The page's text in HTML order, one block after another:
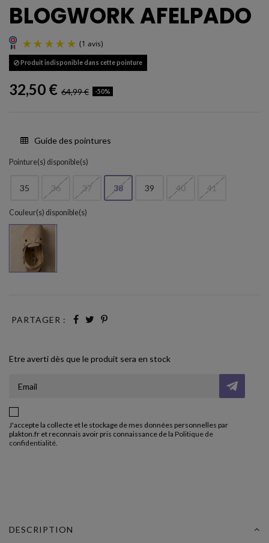
BLOGWORK AFELPADO
(1 avis)
Produit indisponible dans cette pointure
32,50 € 64,99 € -50%
Guide des pointures
Pointure(s) disponible(s)
35 36 37 38 39 40 41
Couleur(s) disponible(s)
Tan 106
PARTAGER :
Etre averti dès que le produit sera en stock
J'accepte la collecte et le stockage de mes données personnelles par
plakton.fr et reconnais avoir pris connaissance de la Politique de
confidentialité.
DESCRIPTION